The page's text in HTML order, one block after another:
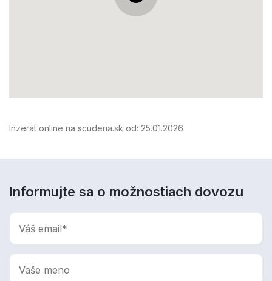
Inzerát online na scuderia.sk od: 25.01.2026
Informujte sa o možnostiach dovozu